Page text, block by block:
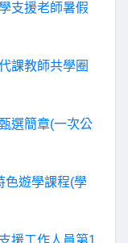
支援老師暑假
課教師共學圈
選簡章(一次公
色遊學課程(學
援工作人員第1